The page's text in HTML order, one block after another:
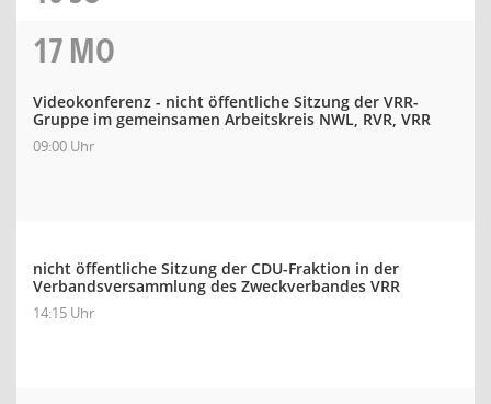
17MO
Videokonferenz - nicht öffentliche Sitzung der VRR-
Gruppe im gemeinsamen Arbeitskreis NWL, RVR, VRR
09:00 Uhr
nicht öffentliche Sitzung der CDU-Fraktion in der
Verbandsversammlung des Zweckverbandes VRR
14:15 Uhr